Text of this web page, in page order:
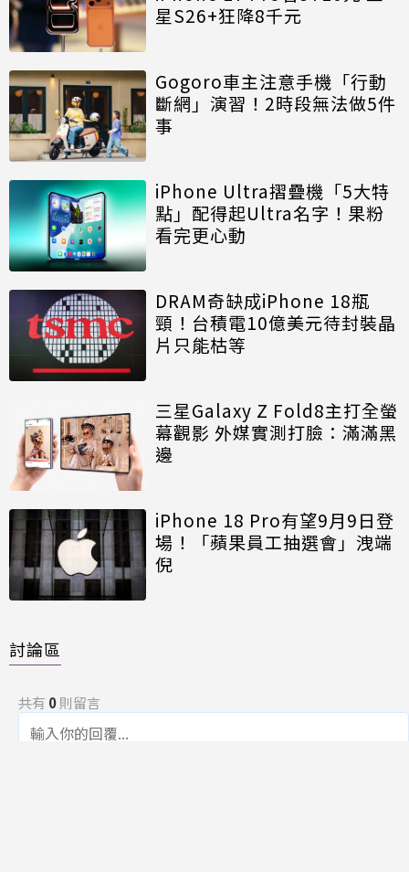
星S26+狂降8千元
Gogoro車主注意手機「行動
斷網」演習！2時段無法做5件
事
iPhone Ultra摺疊機「5大特
點」配得起Ultra名字！果粉
看完更心動
DRAM奇缺成iPhone 18瓶
頸！台積電10億美元待封裝晶
片只能枯等
三星Galaxy Z Fold8主打全螢
幕觀影 外媒實測打臉：滿滿黑
邊
iPhone 18 Pro有望9月9日登
場！「蘋果員工抽選會」洩端
倪
討論區
共有 0則留言